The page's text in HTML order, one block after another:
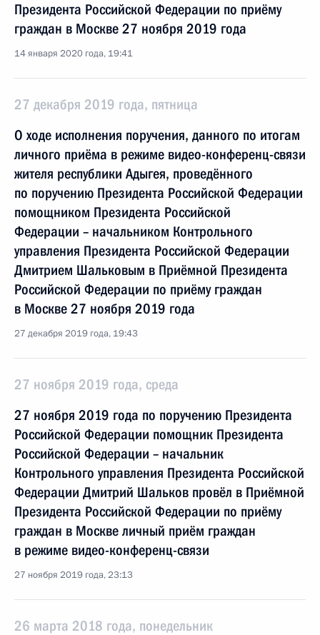
Президента Российской Федерации по приёму
граждан в Москве 27 ноября 2019 года
14 января 2020 года, 19:41
27 декабря 2019 года, пятница
О ходе исполнения поручения, данного по итогам
личного приёма в режиме видео-конференц-связи
жителя республики Адыгея, проведённого
по поручению Президента Российской Федерации
помощником Президента Российской
Федерации – начальником Контрольного
управления Президента Российской Федерации
Дмитрием Шальковым в Приёмной Президента
Российской Федерации по приёму граждан
в Москве 27 ноября 2019 года
27 декабря 2019 года, 19:43
27 ноября 2019 года, среда
27 ноября 2019 года по поручению Президента
Российской Федерации помощник Президента
Российской Федерации – начальник
Контрольного управления Президента Российской
Федерации Дмитрий Шальков провёл в Приёмной
Президента Российской Федерации по приёму
граждан в Москве личный приём граждан
в режиме видео-конференц-связи
27 ноября 2019 года, 23:13
26 марта 2018 года, понедельник